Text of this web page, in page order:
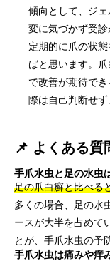
傾向として、ジ
変に気づかず受診
定期的に爪の状
ばと思います。
で改善が期待で
際は自己判断せず
📌 よくある質
手爪水虫と足の水虫
足の爪白癬と比べる
多くの場合、足の水
ースが大半を占めて
とが、手爪水虫の予
手爪水虫は痛みや痒